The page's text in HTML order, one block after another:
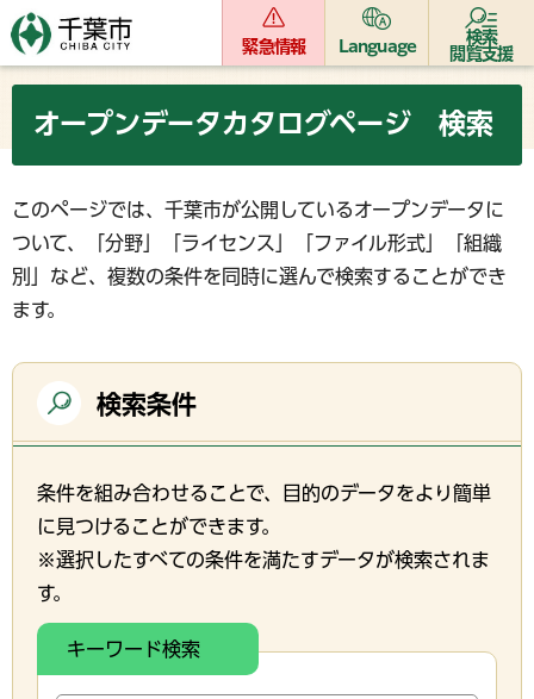
緊急情報 Language
検索
閲覧支援
オープンデータカタログページ 検索
このページでは、千葉市が公開しているオープンデータに
ついて、「分野」「ライセンス」「ファイル形式」「組織
別」など、複数の条件を同時に選んで検索することができ
ます。
検索条件
条件を組み合わせることで、目的のデータをより簡単
に見つけることができます。
※選択したすべての条件を満たすデータが検索されま
す。
キーワード検索